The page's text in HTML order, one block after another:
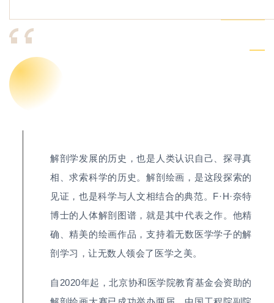
解剖学发展的历史，也是人类认识自己、探寻真
相、求索科学的历史。解剖绘画，是这段探索的
见证，也是科学与人文相结合的典范。F·H·奈特
博士的人体解剖图谱，就是其中代表之作。他精
确、精美的绘画作品，支持着无数医学学子的解
剖学习，让无数人领会了医学之美。
自2020年起，北京协和医学院教育基金会资助的